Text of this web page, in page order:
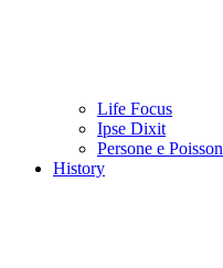
Life Focus
Ipse Dixit
Persone e Poisson
History